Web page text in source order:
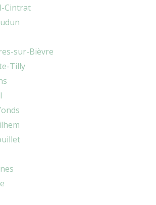
Cintrat
sur-Bièvre
Tilly